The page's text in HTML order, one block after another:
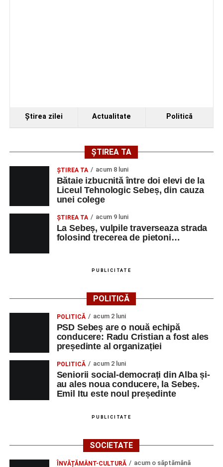
reprezintă doar începutul unei serii de concerte care vor
avea loc pe parcursul taberei, oferind comunității din
și de a lua parte la un veritabil schimb cultural prin
Adaugă-ne ca sursă preferată
Urmărește-ne pe Google News
iluminatului public pe timpul nopții, în contextul
apelului la economii al Guvernului Bolojan
Duminică, 23 august 2026, Râpa Roșie găzduiește
cea de-a III-a ediție a concursului „CicloAventurier
de Sebeș”
Primul concert din cadrul String Symphonic Camp
2026 a adus emoție și aplauze la Sebeș
Ştirea zilei Actualitate Politică
ȘTIREA TA
ŞTIREA TA acum 8 luni
Bătaie izbucnită între doi elevi de la
Liceul Tehnologic Sebeș, din cauza
unei colege
ŞTIREA TA acum 9 luni
La Sebeș, vulpile traverseaza strada
folosind trecerea de pietoni…
PUBLICITATE
POLITICĂ
POLITICĂ acum 2 luni
PSD Sebeș are o nouă echipă
conducere: Radu Cristian a fost ales
președinte al organizației
POLITICĂ acum 2 luni
Seniorii social-democrați din Alba și-
au ales noua conducere, la Sebeș.
Emil Itu este noul președinte
PUBLICITATE
SOCIETATE
ÎNVĂȚĂMÂNT-CULTURĂ acum o săptămână